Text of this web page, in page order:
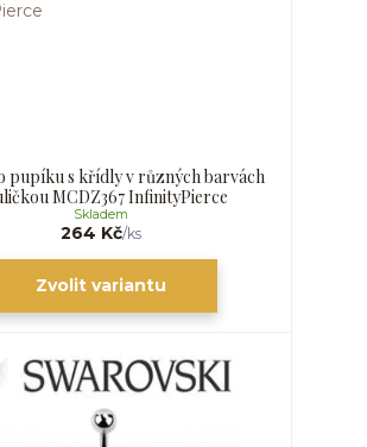
pupíku s křídly v různých barvách
MCDZ367 InfinityPierce
264 Kč/ks
Skladem
Zvolit variantu